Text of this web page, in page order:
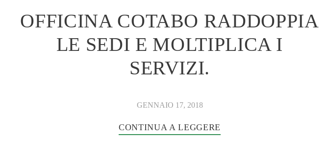
OFFICINA COTABO RADDOPPIA
LE SEDI E MOLTIPLICA I
SERVIZI.
GENNAIO 17, 2018
CONTINUA A LEGGERE